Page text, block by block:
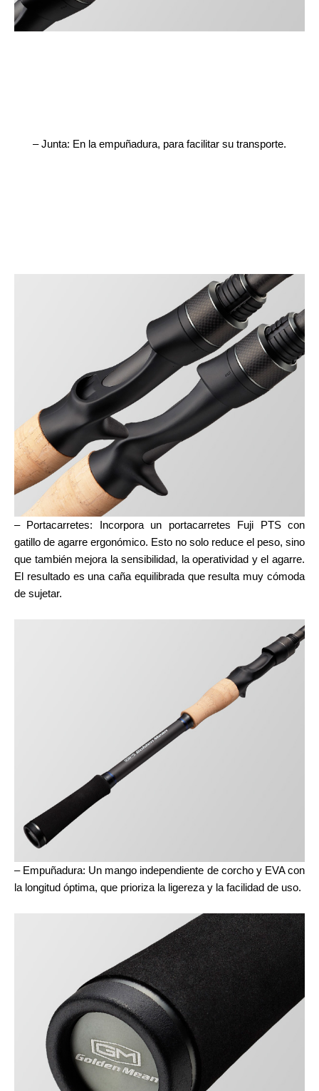
– Junta: En la empuñadura, para facilitar su transporte.
– Portacarretes: Incorpora un portacarretes Fuji PTS con
gatillo de agarre ergonómico. Esto no solo reduce el peso, sino
que también mejora la sensibilidad, la operatividad y el agarre.
El resultado es una caña equilibrada que resulta muy cómoda
de sujetar.
– Empuñadura: Un mango independiente de corcho y EVA con
la longitud óptima, que prioriza la ligereza y la facilidad de uso.